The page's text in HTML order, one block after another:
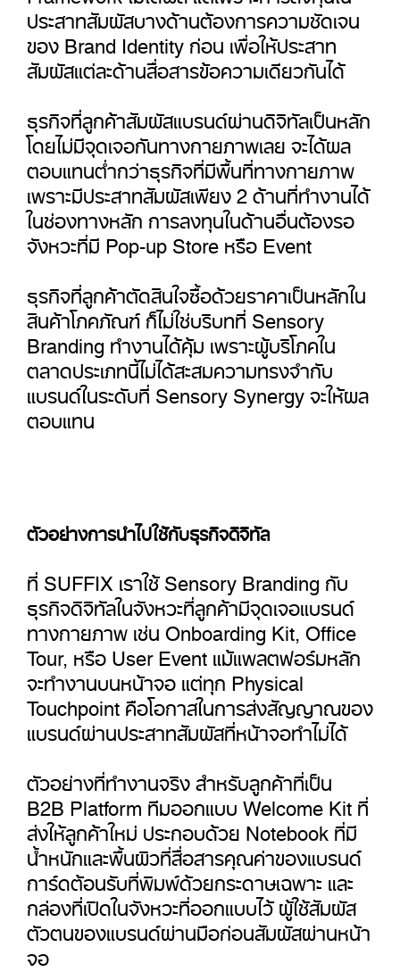
ประสาทสัมผัสบางด้านต้องการความชัดเจน
ของ Brand Identity ก่อน เพื่อให้ประสาท
สัมผัสแต่ละด้านสื่อสารข้อความเดียวกันได้
ธุรกิจที่ลูกค้าสัมผัสแบรนด์ผ่านดิจิทัลเป็นหลัก
โดยไม่มีจุดเจอกันทางกายภาพเลย จะได้ผล
ตอบแทนต่ำกว่าธุรกิจที่มีพื้นที่ทางกายภาพ
เพราะมีประสาทสัมผัสเพียง 2 ด้านที่ทำงานได้
ในช่องทางหลัก การลงทุนในด้านอื่นต้องรอ
จังหวะที่มี Pop-up Store หรือ Event
ธุรกิจที่ลูกค้าตัดสินใจซื้อด้วยราคาเป็นหลักใน
สินค้าโภคภัณฑ์ ก็ไม่ใช่บริบทที่ Sensory
Branding ทำงานได้คุ้ม เพราะผู้บริโภคใน
ตลาดประเภทนี้ไม่ได้สะสมความทรงจำกับ
แบรนด์ในระดับที่ Sensory Synergy จะให้ผล
ตอบแทน
ตัวอย่างการนำไปใช้กับธุรกิจดิจิทัล
ที่ SUFFIX เราใช้ Sensory Branding กับ
ธุรกิจดิจิทัลในจังหวะที่ลูกค้ามีจุดเจอแบรนด์
ทางกายภาพ เช่น Onboarding Kit, Office
Tour, หรือ User Event แม้แพลตฟอร์มหลัก
จะทำงานบนหน้าจอ แต่ทุก Physical
Touchpoint คือโอกาสในการส่งสัญญาณของ
แบรนด์ผ่านประสาทสัมผัสที่หน้าจอทำไม่ได้
ตัวอย่างที่ทำงานจริง สำหรับลูกค้าที่เป็น
B2B Platform ทีมออกแบบ Welcome Kit ที่
ส่งให้ลูกค้าใหม่ ประกอบด้วย Notebook ที่มี
น้ำหนักและพื้นผิวที่สื่อสารคุณค่าของแบรนด์
การ์ดต้อนรับที่พิมพ์ด้วยกระดาษเฉพาะ และ
กล่องที่เปิดในจังหวะที่ออกแบบไว้ ผู้ใช้สัมผัส
ตัวตนของแบรนด์ผ่านมือก่อนสัมผัสผ่านหน้า
จอ